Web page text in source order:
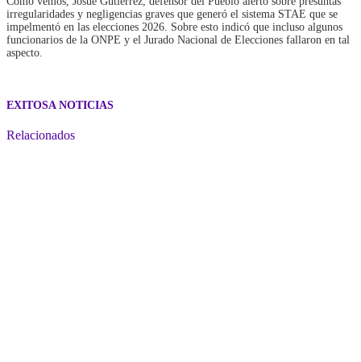
irregularidades y negligencias graves que generó el sistema STAE que se
impelmentó en las elecciones 2026. Sobre esto indicó que incluso algunos
funcionarios de la ONPE y el Jurado Nacional de Elecciones fallaron en tal
aspecto.
EXITOSA NOTICIAS
Relacionados